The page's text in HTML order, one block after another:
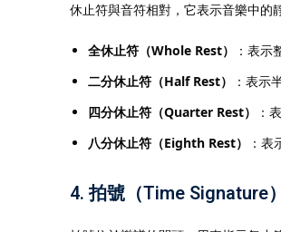
休止符與音符相對，它表示音樂中的
全休止符（Whole Rest）
：表示
二分休止符（Half Rest）
：表示
四分休止符（Quarter Rest）
：
八分休止符（Eighth Rest）
：表
4. 拍號（Time Signature）